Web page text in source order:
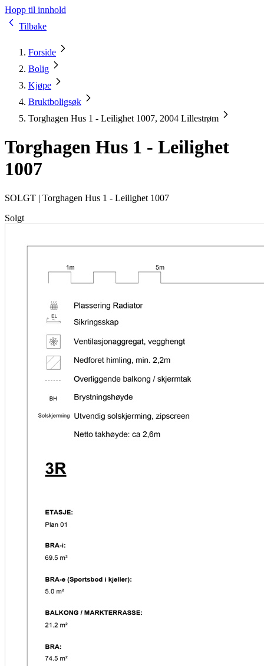
Hopp til innhold
Tilbake
Forside
Bolig
Kjøpe
Bruktboligsøk
Torghagen Hus 1 - Leilighet 1007, 2004 Lillestrøm
Torghagen Hus 1 - Leilighet
1007
SOLGT | Torghagen Hus 1 - Leilighet 1007
Solgt